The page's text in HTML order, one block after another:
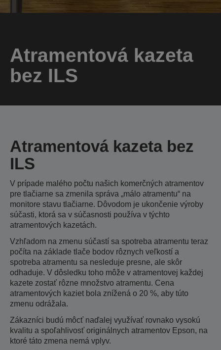
Atramentová kazeta
bez ILS
Atramentová kazeta bez
ILS
V prípade malého počtu našich komerčných atramentov
pre tlačiarne sa zmenila správa „málo atramentu“ na
monitore stavu tlačiarne. Dôvodom je ukončenie výroby
súčasti, ktorá sa v súčasnosti používa v týchto
atramentových kazetách.
Vzhľadom na zmenu súčastí sa spotreba atramentu teraz
počíta na základe tlače bodov rôznych veľkostí a
spotreba atramentu sa nesleduje presne, ale skôr
odhaduje. V dôsledku toho môže v atramentovej každej
kazete zostať rôzne množstvo atramentu. Cena
atramentových kaziet bola znížená o 20 %, aby túto
zmenu odrážala.
Zákazníci budú môcť naďalej využívať rovnako vysokú
kvalitu a spoľahlivosť originálnych atramentov Epson, na
ktoré táto zmena nemá vplyv.